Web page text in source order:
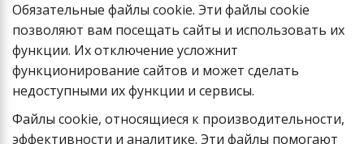
Обязательные файлы cookie. Эти файлы cookie
позволяют вам посещать сайты и использовать их
функции. Их отключение усложнит
функционирование сайтов и может сделать
недоступными их функции и сервисы.
Файлы cookie, относящиеся к производительности,
эффективности и аналитике. Эти файлы помогают